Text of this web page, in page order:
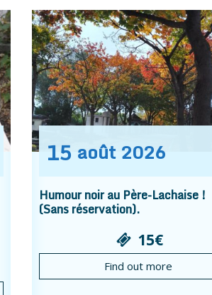
15 août 2026
Humour noir au Père-Lachaise !
(Sans réservation).
15€
Find out more